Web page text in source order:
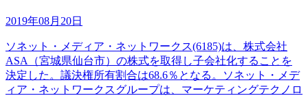
2019年08月20日
ソネット・メディア・ネットワークス(6185)は、株式会社
ASA（宮城県仙台市）の株式を取得し子会社化することを
決定した。議決権所有割合は68.6％となる。ソネット・メデ
ィア・ネットワークスグループは、マーケティングテクノロ